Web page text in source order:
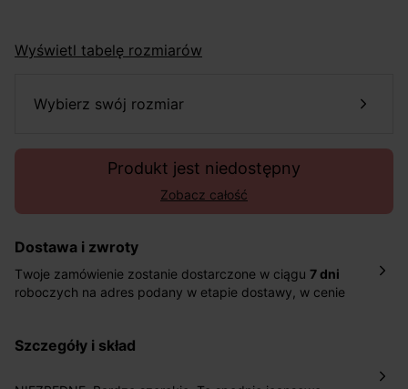
Wyświetl tabelę rozmiarów
wybierz swój rozmiar
Produkt jest niedostępny
Zobacz całość
Dostawa i zwroty
Twoje zamówienie zostanie dostarczone w ciągu 7 dni
roboczych na adres podany w etapie dostawy, w cenie
pośrednictwem DHL Express.
szczegóły i skład